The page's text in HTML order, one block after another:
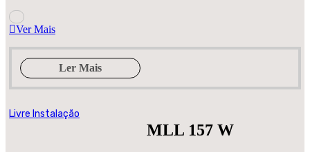
Ver Mais
Ler Mais
Livre Instalação
MLL 157 W